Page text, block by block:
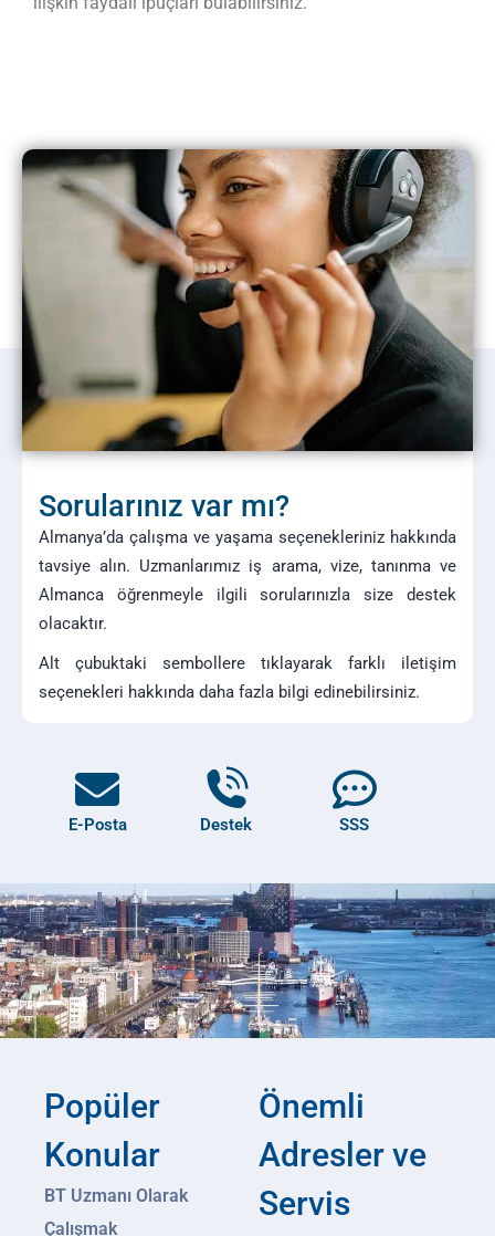
Sorularınız var mı?
Almanya’da çalışma ve yaşama seçenekleriniz hakkında
tavsiye alın. Uzmanlarımız iş arama, vize, tanınma ve
Almanca öğrenmeyle ilgili sorularınızla size destek
olacaktır.
Alt çubuktaki sembollere tıklayarak farklı iletişim
seçenekleri hakkında daha fazla bilgi edinebilirsiniz.
E-Posta Destek SSS
Popüler
Konular
BT Uzmanı Olarak
Çalışmak
Önemli
Adresler ve
Servis